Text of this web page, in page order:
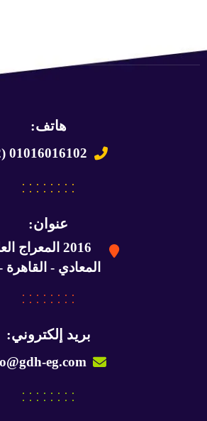
هاتف:
01016016102
عنوان:
2016 المعراج العلوي
المعادي -
بريد إلكتروني:
eg.com